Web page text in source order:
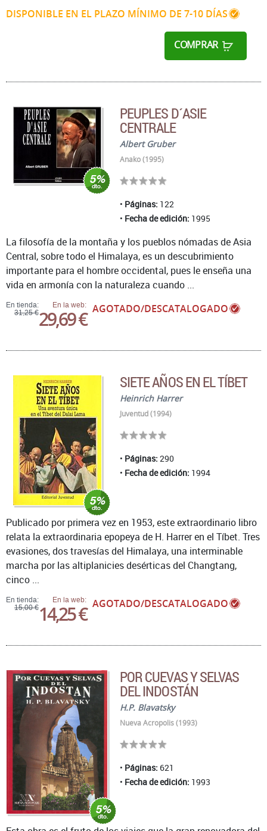
DISPONIBLE EN EL PLAZO MÍNIMO DE 7-10 DÍAS
COMPRAR
PEUPLES D´ASIE
CENTRALE
Albert Gruber
Anako (1995)
Páginas: 122
Fecha de edición: 1995
En tienda:
31,25 €
En la web:
29,69 € AGOTADO/DESCATALOGADO
La filosofía de la montaña y los pueblos nómadas de Asia
Central, sobre todo el Himalaya, es un descubrimiento
importante para el hombre occidental, pues le enseña una
vida en armonía con la naturaleza cuando ...
SIETE AÑOS EN EL TÍBET
Heinrich Harrer
Juventud (1994)
Páginas: 290
Fecha de edición: 1994
En tienda:
15,00 €
En la web:
14,25 € AGOTADO/DESCATALOGADO
Publicado por primera vez en 1953, este extraordinario libro
relata la extraordinaria epopeya de H. Harrer en el Tíbet. Tres
evasiones, dos travesías del Himalaya, una interminable
marcha por las altiplanicies desérticas del Changtang,
cinco ...
POR CUEVAS Y SELVAS
DEL INDOSTÁN
H.P. Blavatsky
Nueva Acropolis (1993)
Páginas: 621
Fecha de edición: 1993